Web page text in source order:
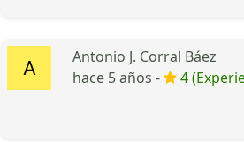
Antonio J. Corral Báez
hace 5 años -
4